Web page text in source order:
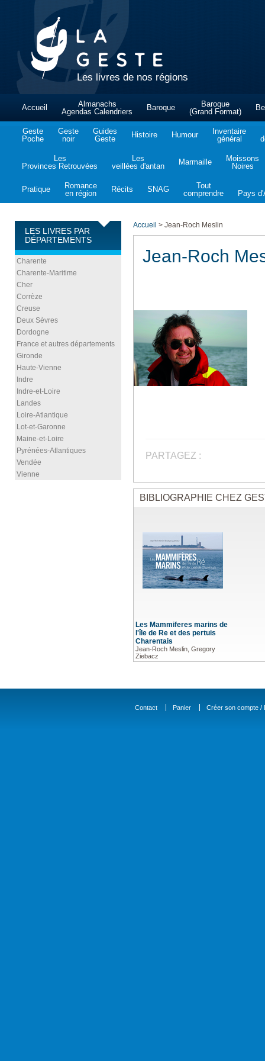
Les livres de nos régions
Accueil
Almanachs
Agendas Calendriers
Baroque
Baroque
(Grand Format)
Geste
Poche
Geste
noir
Guides
Geste
Histoire Humour
Inventaire
général
Les
Provinces Retrouvées
Les
veillées d'antan
Marmaille
Moissons
Noires
Pratique
Romance
en région
Récits SNAG
Tout
comprendre
Pays
LES LIVRES PAR
DÉPARTEMENTS
Charente
Charente-Maritime
Cher
Corrèze
Creuse
Deux Sèvres
Dordogne
France et autres départements
Gironde
Haute-Vienne
Indre
Indre-et-Loire
Landes
Loire-Atlantique
Lot-et-Garonne
Maine-et-Loire
Pyrénées-Atlantiques
Vendée
Vienne
Accueil > Jean-Roch Meslin
Jean-Roch
PARTAGEZ :
BIBLIOGRAPHIE CHEZ
Les Mammiferes marins de
l'île de Re et des pertuis
Charentais
Jean-Roch Meslin, Gregory
Ziebacz
Contact Panier Créer son compte /